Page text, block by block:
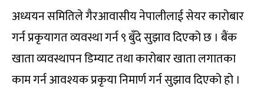
अध्ययन समितिले गैरआवासीय नेपालीलाई सेयर कारोबार
गर्न प्रकृयागत व्यवस्था गर्न ९ बुँदे सुझाव दिएको छ । बैंक
खाता व्यवस्थापन डिम्याट तथा कारोबार खाता लगातका
काम गर्न आवश्यक प्रकृया निमार्ण गर्न सुझाव दिएको हो ।